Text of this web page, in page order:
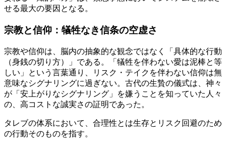
せる最大の要因となる。
宗教と信仰：犠牲なき信条の空虚さ
宗教や信仰は、脳内の抽象的な観念ではなく「具体的な行動
（身銭の切り方）」である。「犠牲を伴わない愛は泥棒と等
しい」という言葉通り、リスク・テイクを伴わない信仰は無
意味なシグナリングに過ぎない。古代の生贄の儀式は、神々
が「安上がりなシグナリング」を嫌うことを知っていた人々
の、高コストな誠実さの証明であった。
タレブの体系において、合理性とは生存とリスク回避のため
の行動そのものを指す。